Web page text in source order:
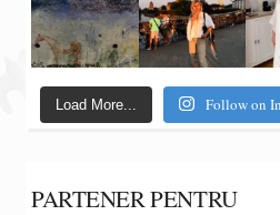
Load More... Follow on
PARTENER PENTRU